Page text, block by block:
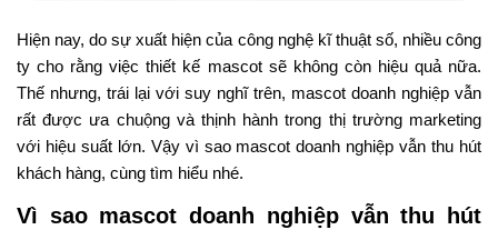
Hiện nay, do sự xuất hiện của công nghệ kĩ thuật số, nhiều công
ty cho rằng việc thiết kế mascotsẽ không còn hiệu quả nữa.
Thế nhưng, trái lại với suy nghĩ trên, mascot doanh nghiệp vẫn
rất được ưa chuộng và thịnh hành trong thị trường marketing
với hiệu suất lớn. Vậy vì sao mascot doanh nghiệp vẫn thu hút
khách hàng, cùng tìm hiểu nhé.
Vì sao mascot doanh nghiệp vẫn thu hút